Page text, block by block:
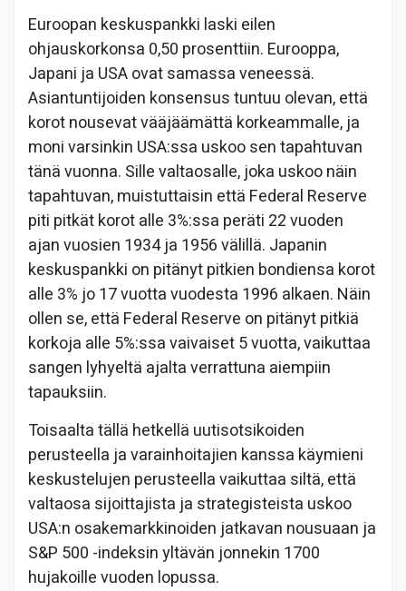
Euroopan keskuspankki laski eilen
ohjauskorkonsa 0,50 prosenttiin. Eurooppa,
Japani ja USA ovat samassa veneessä.
Asiantuntijoiden konsensus tuntuu olevan, että
korot nousevat vääjäämättä korkeammalle, ja
moni varsinkin USA:ssa uskoo sen tapahtuvan
tänä vuonna. Sille valtaosalle, joka uskoo näin
tapahtuvan, muistuttaisin että Federal Reserve
piti pitkät korot alle 3%:ssa peräti 22 vuoden
ajan vuosien 1934 ja 1956 välillä. Japanin
keskuspankki on pitänyt pitkien bondiensa korot
alle 3% jo 17 vuotta vuodesta 1996 alkaen. Näin
ollen se, että Federal Reserve on pitänyt pitkiä
korkoja alle 5%:ssa vaivaiset 5 vuotta, vaikuttaa
sangen lyhyeltä ajalta verrattuna aiempiin
tapauksiin.
Toisaalta tällä hetkellä uutisotsikoiden
perusteella ja varainhoitajien kanssa käymieni
keskustelujen perusteella vaikuttaa siltä, että
valtaosa sijoittajista ja strategisteista uskoo
USA:n osakemarkkinoiden jatkavan nousuaan ja
S&P 500 -indeksin yltävän jonnekin 1700
hujakoille vuoden lopussa.